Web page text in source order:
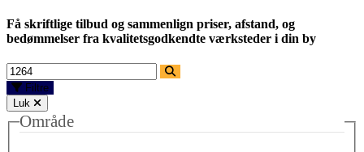
Få skriftlige tilbud og sammenlign priser, afstand, og
bedømmelser fra kvalitetsgodkendte værksteder i din by
Filtre
Luk
Område